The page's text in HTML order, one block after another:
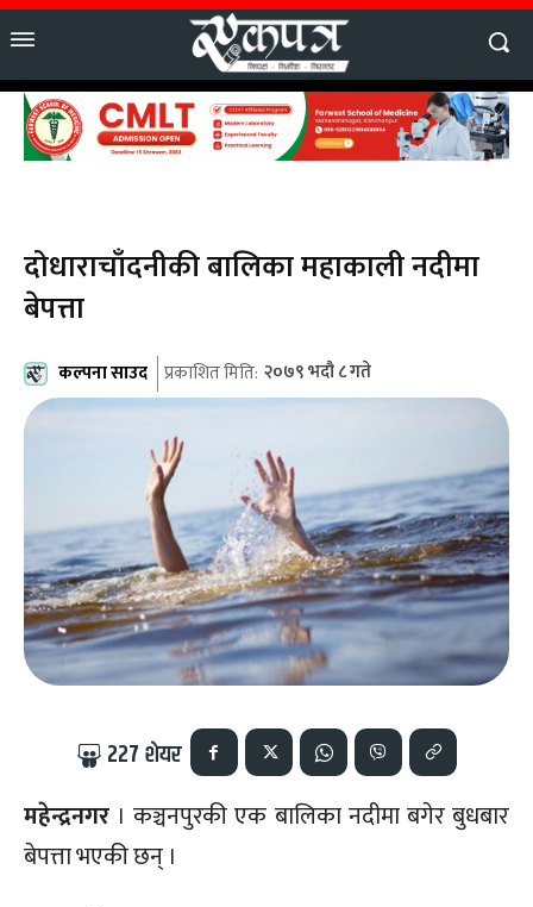
दोधाराचाँदनीकी बालिका महाकाली नदीमा
बेपत्ता
कल्पना साउद प्रकाशित मिति: २०७९ भदौ ८ गते
227शेयर
महेन्द्रनगर । कञ्चनपुरकी एक बालिका नदीमा बगेर बुधबार
बेपत्ता भएकी छन् ।